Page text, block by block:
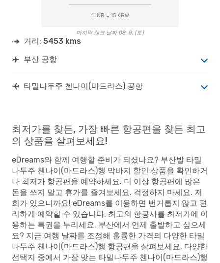
1 INR = 15 KRW
마지막 체크 날짜 08. 8. (토)
거리: 5453 kms
부산 공항
타밀나두주 첸나이(마드라스) 공항
최저가를 찾든, 가장 빠른 항공편을 찾든 최고
의 상품을 살펴보세요!
eDreams와 함께 여행할 준비가 되셨나요? 부산발 타밀
나두주 첸나이(마드라스)행 막바지 할인 상품을 확인하거
나 최저가 항공편을 예약하세요. 더 이상 항공편에 많은
돈을 쓰지 말고 휴가를 즐겨보세요. 걱정하지 마세요. 저
희가 있으니까요! eDreams를 이용하면 번거롭지 않고 편
리하게 예약할 수 있습니다. 최고의 항공사를 최저가에 이
용하는 특권을 누리세요. 부산에서 언제 출발하고 싶으세
요? 지금 여행 날짜를 조정해 훌륭한 가격의 다양한 타밀
나두주 첸나이(마드라스)행 항공편을 살펴보세요. 다양한
선택지 중에서 가장 맞는 타밀나두주 첸나이(마드라스)행